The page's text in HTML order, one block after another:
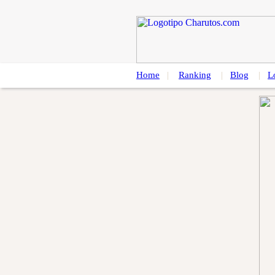
Home | Ranking | Blog |